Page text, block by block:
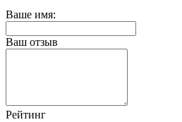
Ваше имя:
Ваш отзыв
Рейтинг